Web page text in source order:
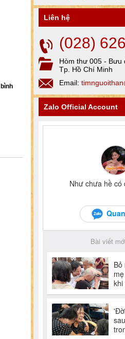
bình
Liên hệ
(028)
Hòm thư 005 - Bưu
Tp. Hồ Chí Minh
Email:
Zalo Official Account